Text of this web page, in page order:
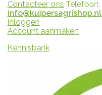
Contacteer ons Telefoon:
info@kuipersagrishop.nl
Inloggen
Account aanmaken
Kennisbank